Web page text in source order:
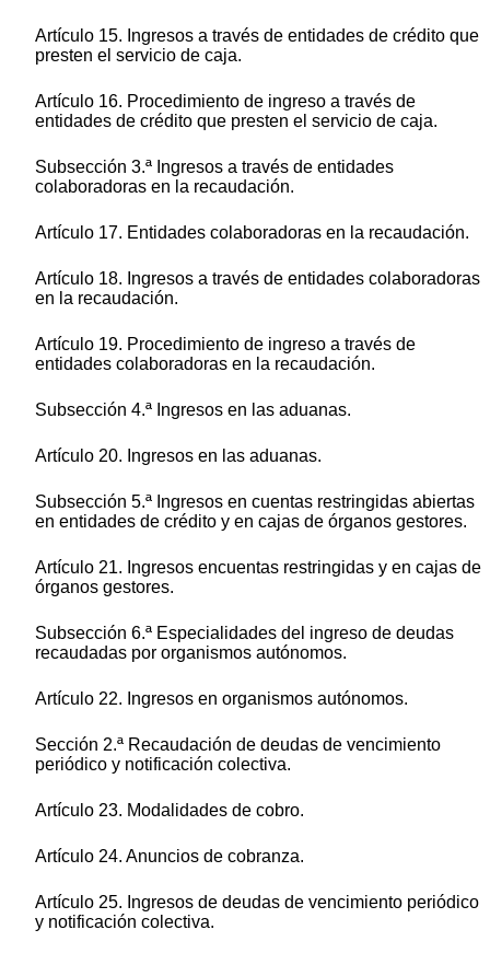
Artículo 15. Ingresos a través de entidades de crédito que
presten el servicio de caja.
Artículo 16. Procedimiento de ingreso a través de
entidades de crédito que presten el servicio de caja.
Subsección 3.ª Ingresos a través de entidades
colaboradoras en la recaudación.
Artículo 17. Entidades colaboradoras en la recaudación.
Artículo 18. Ingresos a través de entidades colaboradoras
en la recaudación.
Artículo 19. Procedimiento de ingreso a través de
entidades colaboradoras en la recaudación.
Subsección 4.ª Ingresos en las aduanas.
Artículo 20. Ingresos en las aduanas.
Subsección 5.ª Ingresos en cuentas restringidas abiertas
en entidades de crédito y en cajas de órganos gestores.
Artículo 21. Ingresos encuentas restringidas y en cajas de
órganos gestores.
Subsección 6.ª Especialidades del ingreso de deudas
recaudadas por organismos autónomos.
Artículo 22. Ingresos en organismos autónomos.
Sección 2.ª Recaudación de deudas de vencimiento
periódico y notificación colectiva.
Artículo 23. Modalidades de cobro.
Artículo 24. Anuncios de cobranza.
Artículo 25. Ingresos de deudas de vencimiento periódico
y notificación colectiva.